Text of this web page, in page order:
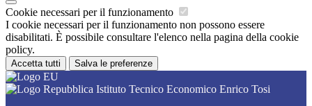
Cookie necessari per il funzionamento
I cookie necessari per il funzionamento non possono essere
disabilitati. È possibile consultare l'elenco nella pagina della cookie
policy.
Accetta tutti Salva le preferenze
Istituto Tecnico Economico Enrico Tosi